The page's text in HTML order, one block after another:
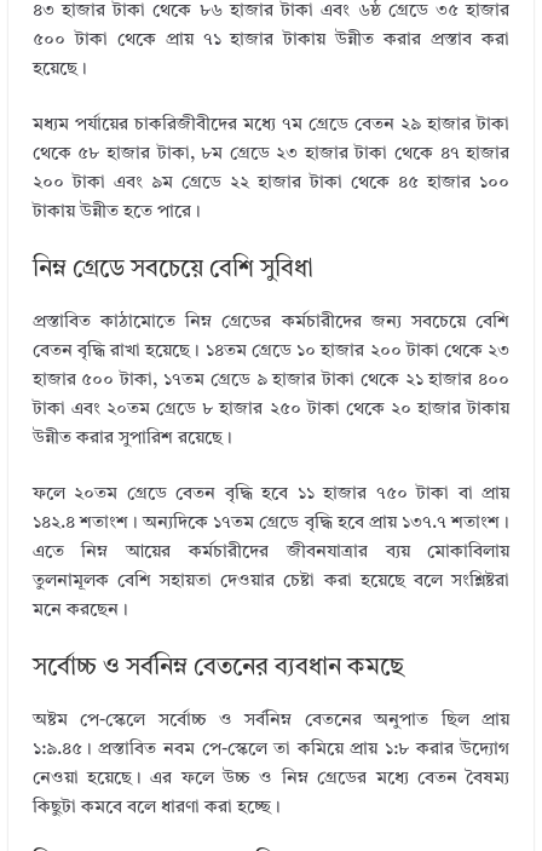
৪৩ হাজার টাকা থেকে ৮৬ হাজার টাকা এবং ৬ষ্ঠ গ্রেডে ৩৫ হাজার
৫০০ টাকা থেকে প্রায় ৭১ হাজার টাকায় উন্নীত করার প্রস্তাব করা
হয়েছে।
মধ্যম পর্যায়ের চাকরিজীবীদের মধ্যে ৭ম গ্রেডে বেতন ২৯ হাজার টাকা
থেকে ৫৮ হাজার টাকা, ৮ম গ্রেডে ২৩ হাজার টাকা থেকে ৪৭ হাজার
২০০ টাকা এবং ৯ম গ্রেডে ২২ হাজার টাকা থেকে ৪৫ হাজার ১০০
টাকায় উন্নীত হতে পারে।
নিম্ন গ্রেডে সবচেয়ে বেশি সুবিধা
প্রস্তাবিত কাঠামোতে নিম্ন গ্রেডের কর্মচারীদের জন্য সবচেয়ে বেশি
বেতন বৃদ্ধি রাখা হয়েছে। ১৪তম গ্রেডে ১০ হাজার ২০০ টাকা থেকে ২৩
হাজার ৫০০ টাকা, ১৭তম গ্রেডে ৯ হাজার টাকা থেকে ২১ হাজার ৪০০
টাকা এবং ২০তম গ্রেডে ৮ হাজার ২৫০ টাকা থেকে ২০ হাজার টাকায়
উন্নীত করার সুপারিশ রয়েছে।
ফলে ২০তম গ্রেডে বেতন বৃদ্ধি হবে ১১ হাজার ৭৫০ টাকা বা প্রায়
১৪২.৪ শতাংশ। অন্যদিকে ১৭তম গ্রেডে বৃদ্ধি হবে প্রায় ১৩৭.৭ শতাংশ।
এতে নিম্ন আয়ের কর্মচারীদের জীবনযাত্রার ব্যয় মোকাবিলায়
তুলনামূলক বেশি সহায়তা দেওয়ার চেষ্টা করা হয়েছে বলে সংশ্লিষ্টরা
মনে করছেন।
সর্বোচ্চ ও সর্বনিম্ন বেতনের ব্যবধান কমছে
অষ্টম পে-স্কেলে সর্বোচ্চ ও সর্বনিম্ন বেতনের অনুপাত ছিল প্রায়
১:৯.৪৫। প্রস্তাবিত নবম পে-স্কেলে তা কমিয়ে প্রায় ১:৮ করার উদ্যোগ
নেওয়া হয়েছে। এর ফলে উচ্চ ও নিম্ন গ্রেডের মধ্যে বেতন বৈষম্য
কিছুটা কমবে বলে ধারণা করা হচ্ছে।